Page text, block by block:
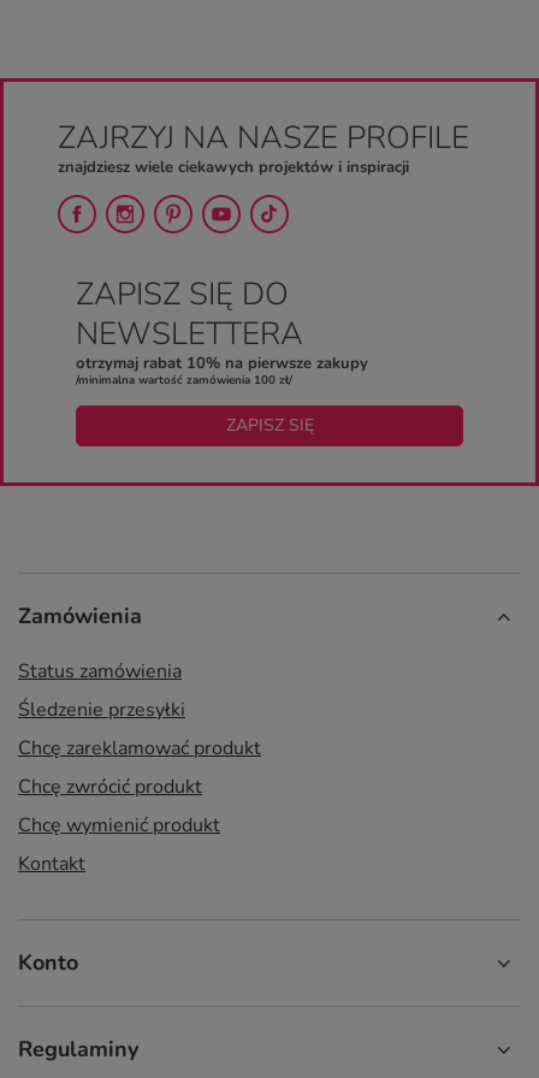
ZAJRZYJ NA NASZE PROFILE
znajdziesz wiele ciekawych projektów i inspiracji
ZAPISZ SIĘ DO
NEWSLETTERA
otrzymaj rabat 10% na pierwsze zakupy
/minimalna wartość zamówienia 100 zł/
ZAPISZ SIĘ
Zamówienia
Status zamówienia
Śledzenie przesyłki
Chcę zareklamować produkt
Chcę zwrócić produkt
Chcę wymienić produkt
Kontakt
Konto
Regulaminy